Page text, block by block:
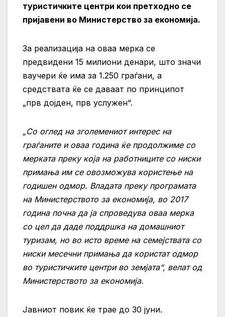
туристичките центри кои претходно се
пријавени во Министерство за економија.
За реализација на оваа мерка се
предвидени 15 милиони денари, што значи
ваучери ќе има за 1.250 граѓани, а
средствата ќе се даваат по принципот
„прв дојден, прв услужен“.
„Со оглед на зголемениот интерес на
граѓаните и оваа година ќе продолжиме со
мерката преку која на работниците со ниски
примања им се овозможува користење на
годишен одмор. Владата преку програмата
на Министерството за економија, во 2017
година почна да ја спроведува оваа мерка
со цел да даде поддршка на домашниот
туризам, но во исто време на семејствата со
ниски месечни примања да користат одмор
во туристичките центри во земјата“, велат од
Министерството за економија.
Јавниот повик ќе трае до 30 јуни.